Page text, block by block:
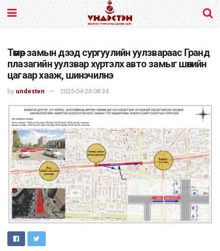
Төмөр замын дээд сургуулийн уулзвараас Гранд
плазагийн уулзвар хүртэлх авто замыг шөнийн
цагаар хааж, шинэчилнэ
by undesten 2025-04-28 08:34